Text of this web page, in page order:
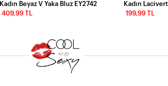
Kadın Beyaz V Yaka Bluz EY2742
409,99 TL
199,99 TL